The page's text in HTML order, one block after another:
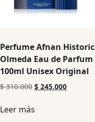
Perfume Afnan Historic
Olmeda Eau de Parfum
100ml Unisex Original
$310.000 $ 245.000
Leer más